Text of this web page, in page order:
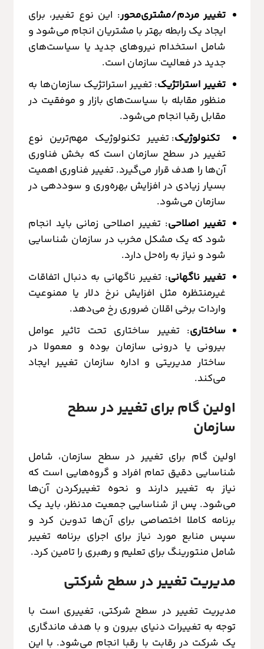
تغییر مردم‌/مشتری‌محور: این نوع تغییر، برای
ایجاد یک رابطه بهتر با مشتریان انجام می‌شود و
شامل استخدام نیروهای جدید یا سیاست‌های
جدید در فعالیت سازمان است.
تغییر استراتژیک: تغییر استراتژیک سازمان‌ها به
منظور مقابله با سیاست‌های بازار و موفقیت در
مقابل رقبا انجام می‌شود.
تکنولوژیک: تغییر تکنولوژیک مهم‌ترین نوع
تغییر در سطح سازمان است که بخش فناوری
آن‌ها را هدف قرار می‌گیرد. تغییر فناوری اهمیت
بسیار زیادی در افزایش بهره‌وری و سوددهی در
سازمان‌ می‌شود.
تغییر اصلاحی: تغییر اصلاحی زمانی باید انجام
شود که یک مشکل مخرب در سازمان شناسایی
شود و نیاز به راه‌حل دارد.
تغییر ناگهانی: تغییر ناگهانی به دنبال اتفاقات
غیرمنتظره مثل افزایش نرخ دلار یا ممنوعیت
واردات برخی اقلان ضروری رخ می‌دهد.
ساختاری: تغییر ساختاری تحت تاثیر عوامل
بیرونی یا درونی سازمان بوده و معمولا در
ساختار مدیریتی و اداره سازمان تغییر ایجاد
می‌کند.
اولین گام برای تغییر در سطح
سازمان
اولین گام برای تغییر در سطح سازمان، شامل
شناسایی دقیق تمام افراد و گروه‌هایی است که
نیاز به تغییر دارند و نحوه تغییرکردن آن‌ها
می‌شود. پس از شناسایی جمعیت مدنظر، باید یک
برنامه کاملا اختصاصی برای آن‌ها تدوین کرد و
سپس منابع مورد نیاز برای اجرای برنامه تغییر
شامل منتورینگ برای تعلیم و رهبری را تامین کرد.
مدیریت تغییر در سطح شرکتی
مدیریت تغییر در سطح شرکتی، تغییری است با
توجه به تغییرات دنیای بیرون و با هدف ماندگاری
یک شرکت در رقابت با رقبا انجام می‌شود. با این